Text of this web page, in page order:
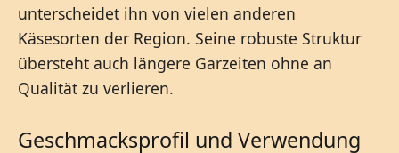
unterscheidet ihn von vielen anderen
Käsesorten der Region. Seine robuste Struktur
übersteht auch längere Garzeiten ohne an
Qualität zu verlieren.
Geschmacksprofil und Verwendung